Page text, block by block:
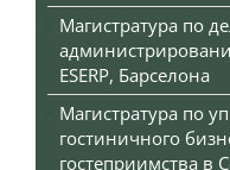
Магистратура по
ESERP, Барселона
Магистратура по
гостиничного
гостеприимства в